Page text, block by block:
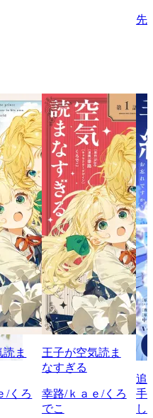
先
ま
/くろ
王子が空気読ま
なすぎる
幸路/ｋａｅ/くろ
でこ
追
手
し